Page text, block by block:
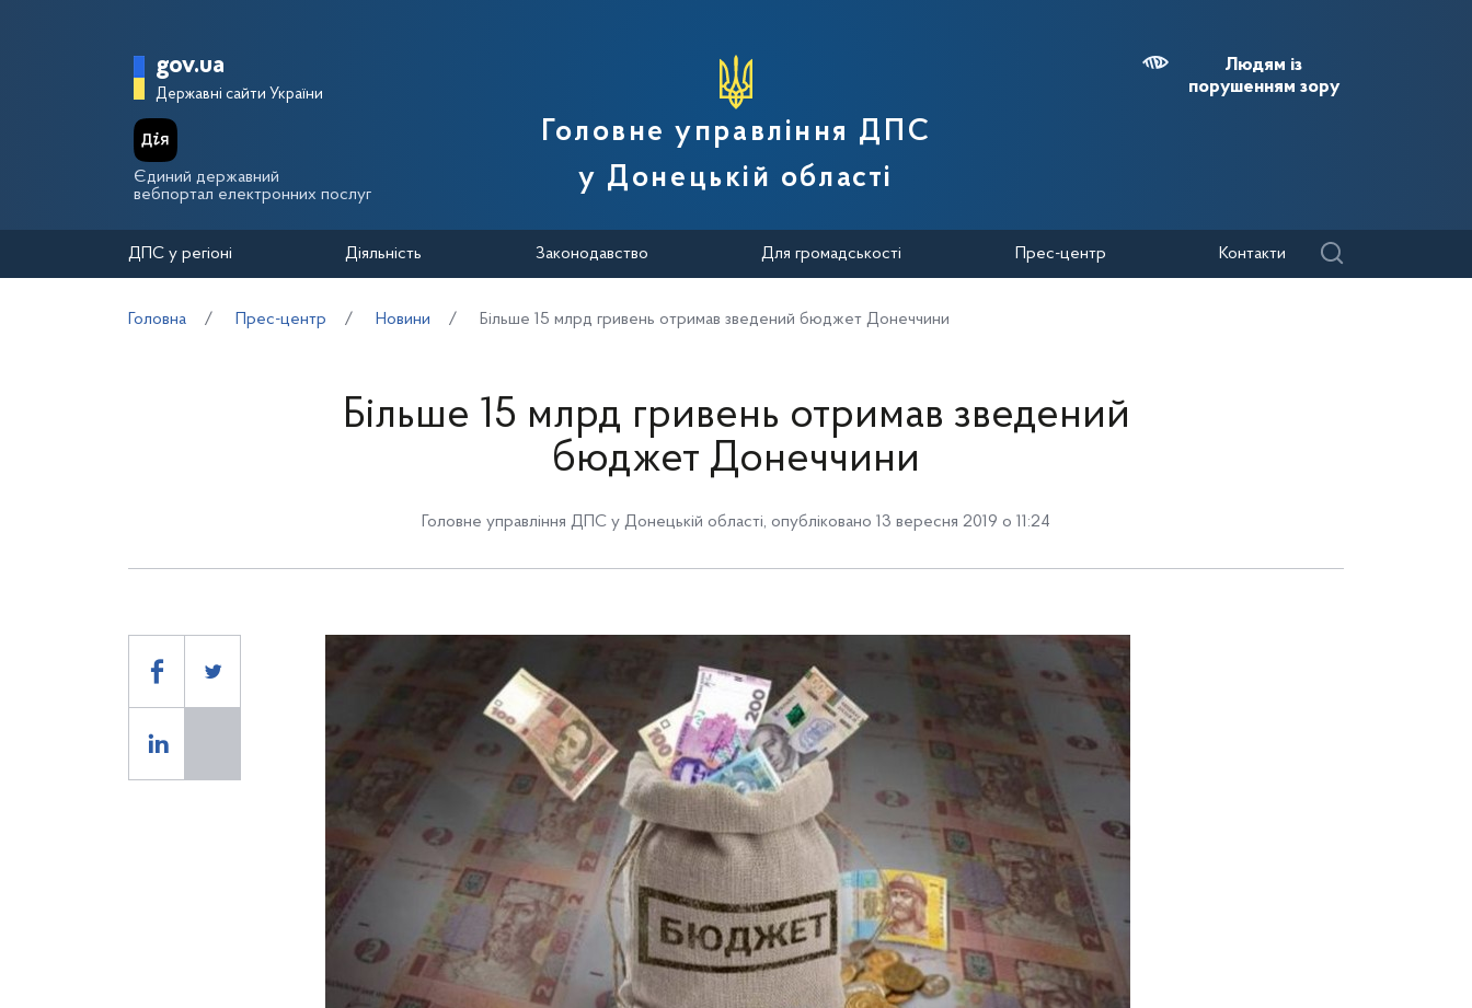
Головна сторінка Державної податкової служби України
gov.ua
Державні сайти України
Єдиний державний
вебпортал електронних послуг
Головне управління ДПС
у Донецькій області
Людям із
порушенням зору
ДПС у регіоні Діяльність Законодавство Для громадськості Прес-центр Контакти
Головна Прес-центр Новини Більше 15 млрд гривень отримав зведений бюджет Донеччини
Більше 15 млрд гривень отримав зведений
бюджет Донеччини
Головне управління ДПС у Донецькій області, опубліковано 13 вересня 2019 о 11:24